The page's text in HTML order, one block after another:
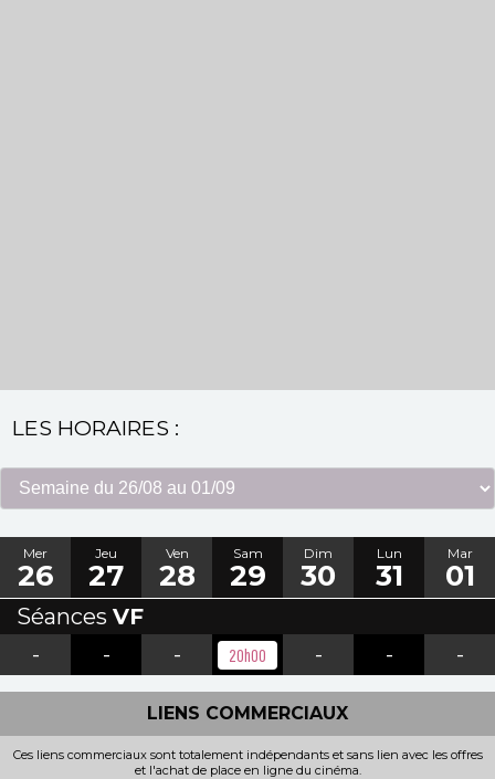
LES HORAIRES :
Mer
26
Jeu
27
Ven
28
Sam
29
Dim
30
Lun
31
Mar
01
Séances VF
-
- - 20h00 - - -
LIENS COMMERCIAUX
Ces liens commerciaux sont totalement indépendants et sans lien avec les offres
et l'achat de place en ligne du cinéma.